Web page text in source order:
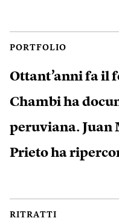
PORTFOLIO
Ottant’anni fa il
Chambi ha
peruviana. Juan
Prieto ha
RITRATTI